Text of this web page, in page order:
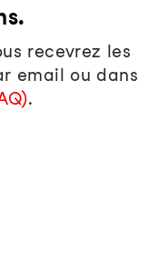
recevrez les
email ou dans
.